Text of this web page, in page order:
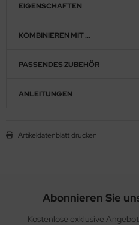
EIGENSCHAFTEN
KOMBINIEREN MIT ...
PASSENDES ZUBEHÖR
ANLEITUNGEN
Artikeldatenblatt drucken
Abonnieren Sie
Kostenlose exklusive